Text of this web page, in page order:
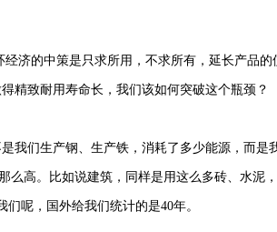
济的中策是只求所用，不求所有，延长产品的
精致耐用寿命长，我们该如何突破这个瓶颈？
我们生产钢、生产铁，消耗了多少能源，而是
么高。比如说建筑，同样是用这么多砖、水泥
呢，国外给我们统计的是40年。